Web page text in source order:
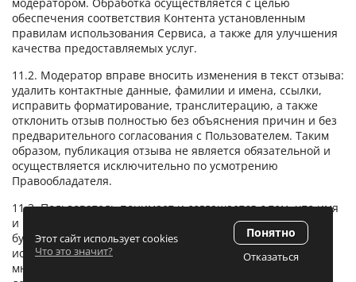
обеспечения соответствия Контента установленным
правилам использования Сервиса, а также для улучшения
качества предоставляемых услуг.
11.2. Модератор вправе вносить изменения в текст отзыва:
удалить контактные данные, фамилии и имена, ссылки,
исправить форматирование, транслитерацию, а также
отклонить отзыв полностью без объяснения причин и без
предварительного согласования с Пользователем. Таким
образом, публикация отзыва не является обязательной и
осуществляется исключительно по усмотрению
Правообладателя.
11.3. Пользователь понимает и соглашается с тем, что имя
и информация, содержащаяся в опубликованном отзыве,
будут доступны неопределенному кругу лиц
исключительно в целях отображения пользовательского
мнения. Направляя отзыв, Пользователь добровольно
Этот сайт использует cookies
Что это значит?
Понятно
Отказаться